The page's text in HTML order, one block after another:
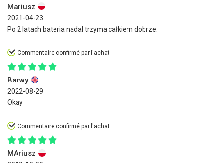
Mariusz
2021-04-23
Po 2 latach bateria nadal trzyma całkiem dobrze.
Commentaire confirmé par l'achat
Barwy
2022-08-29
Okay
Commentaire confirmé par l'achat
MAriusz